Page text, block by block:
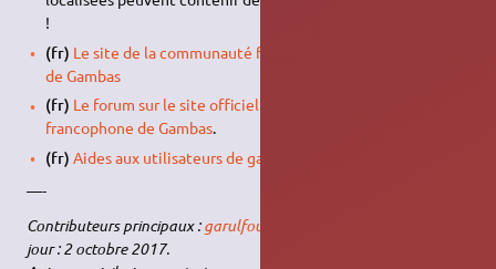
!
(fr) Le site de la communauté francophone des utilisateurs
de Gambas
(fr) Le forum sur le site officiel de la communauté
francophone de Gambas.
(fr) Aides aux utilisateurs de gambas (Français et Anglais)
—-
Contributeurs principaux :garulfounix
jour : 2 octobre 2017.